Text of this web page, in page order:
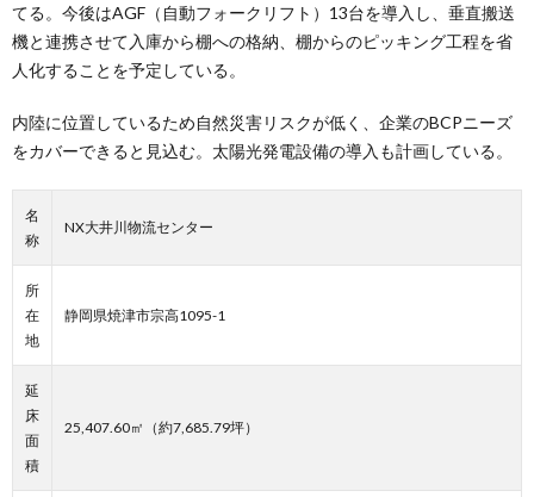
てる。今後はAGF（自動フォークリフト）13台を導入し、垂直搬送
機と連携させて入庫から棚への格納、棚からのピッキング工程を省
人化することを予定している。
内陸に位置しているため自然災害リスクが低く、企業のBCPニーズ
をカバーできると見込む。太陽光発電設備の導入も計画している。
名
称
NX大井川物流センター
所
在
地
静岡県焼津市宗高1095-1
延
床
面
積
25,407.60㎡（約7,685.79坪）